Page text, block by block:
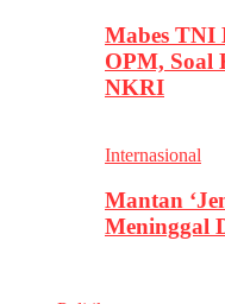
Mabes TNI
OPM, Soal
NKRI
Internasional
Mantan
Meninggal